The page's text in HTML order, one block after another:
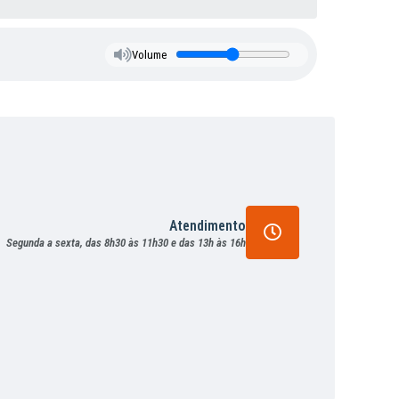
Volume
Atendimento
Segunda a sexta, das 8h30 às 11h30 e das 13h às 16h